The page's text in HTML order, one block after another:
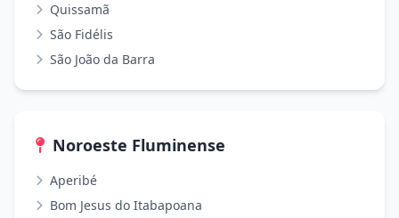
Quissamã
São Fidélis
São João da Barra
Noroeste Fluminense
Aperibé
Bom Jesus do Itabapoana